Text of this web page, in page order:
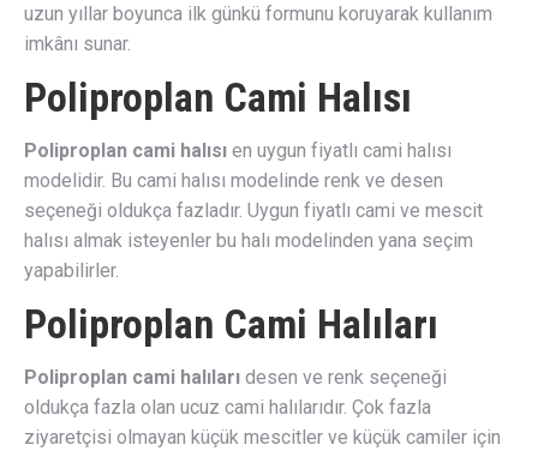
uzun yıllar boyunca ilk günkü formunu koruyarak kullanım
imkânı sunar.
Poliproplan Cami Halısı
Poliproplan cami halısı en uygun fiyatlı cami halısı
modelidir. Bu cami halısı modelinde renk ve desen
seçeneği oldukça fazladır. Uygun fiyatlı cami ve mescit
halısı almak isteyenler bu halı modelinden yana seçim
yapabilirler.
Poliproplan Cami Halıları
Poliproplan cami halıları desen ve renk seçeneği
oldukça fazla olan ucuz cami halılarıdır. Çok fazla
ziyaretçisi olmayan küçük mescitler ve küçük camiler için